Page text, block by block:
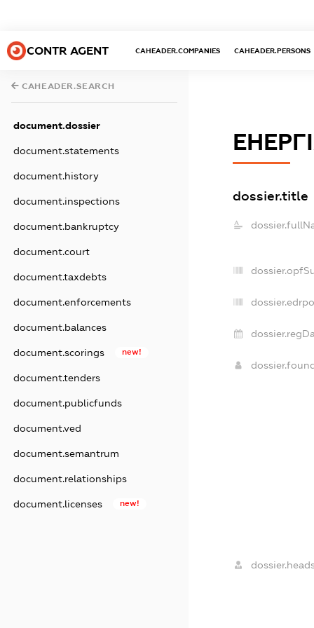
CONTR AGENT CAHEADER.COMPANIES CAHEADER.PERSONS
CAHEADER.SEARCH
document.dossier
document.statements
document.history
document.inspections
document.bankruptcy
document.court
document.taxdebts
document.enforcements
document.balances
document.scorings new!
document.tenders
document.publicfunds
document.ved
document.semantrum
document.relationships
document.licenses new!
dossier.title